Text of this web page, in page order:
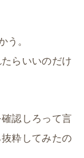
う。
らいいのだけ
認しろって言
粋してみたの